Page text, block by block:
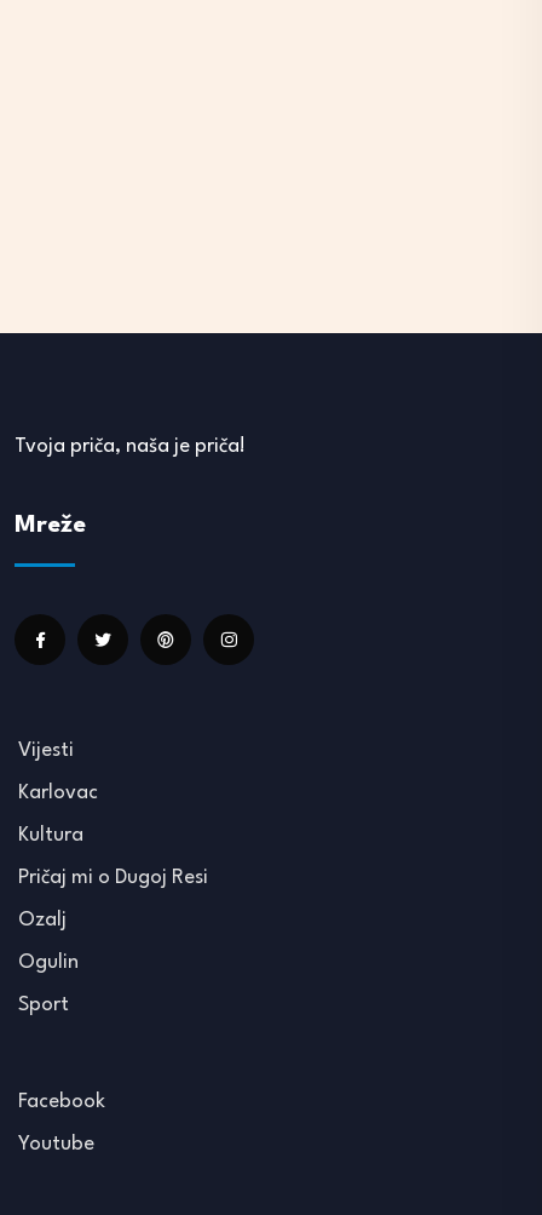
Tvoja priča, naša je priča!
Mreže
Vijesti
Karlovac
Kultura
Pričaj mi o Dugoj Resi
Ozalj
Ogulin
Sport
Facebook
Youtube